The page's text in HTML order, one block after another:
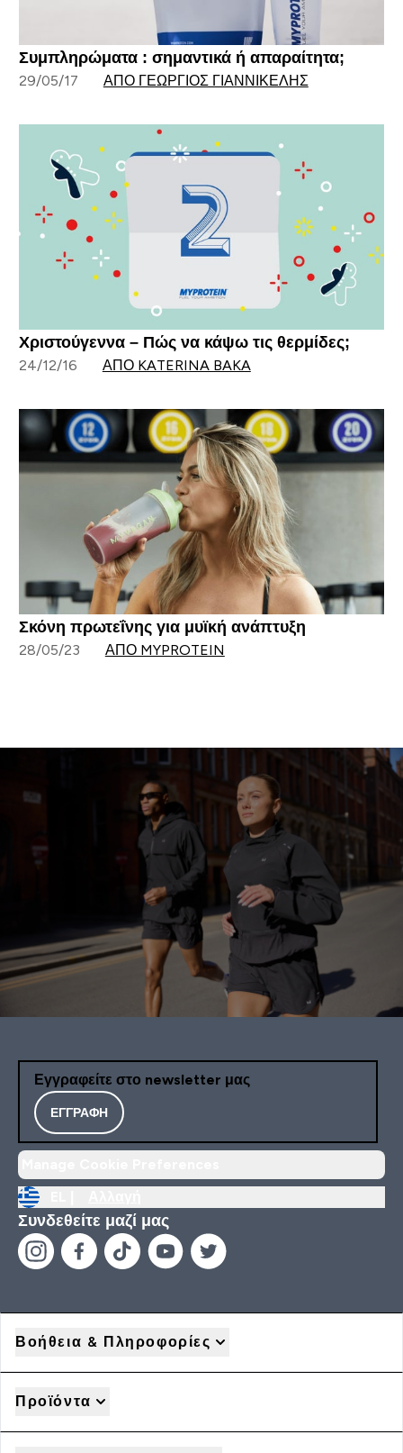
Συμπληρώματα : σημαντικά ή απαραίτητα;
29/05/17 ΑΠΌ ΓΕΏΡΓΙΟΣ ΓΙΑΝΝΙΚΈΛΗΣ
Χριστούγεννα – Πώς να κάψω τις θερμίδες;
24/12/16 ΑΠΌ KATERINA BAKA
Σκόνη πρωτεΐνης για μυϊκή ανάπτυξη
28/05/23 ΑΠΌ MYPROTEIN
Εγγραφείτε στο newsletter μας
ΕΓΓΡΑΦΉ
Συνδεθείτε μαζί μας
Βοήθεια & Πληροφορίες
Προϊόντα